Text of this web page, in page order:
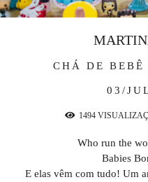
CHÁ DE BEBÊ
03/
1494
Who run the
Babies
E elas vêm com tudo! Um